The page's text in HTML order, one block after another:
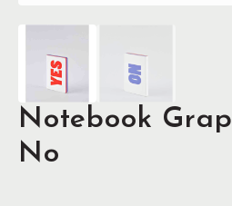
Notebook
No